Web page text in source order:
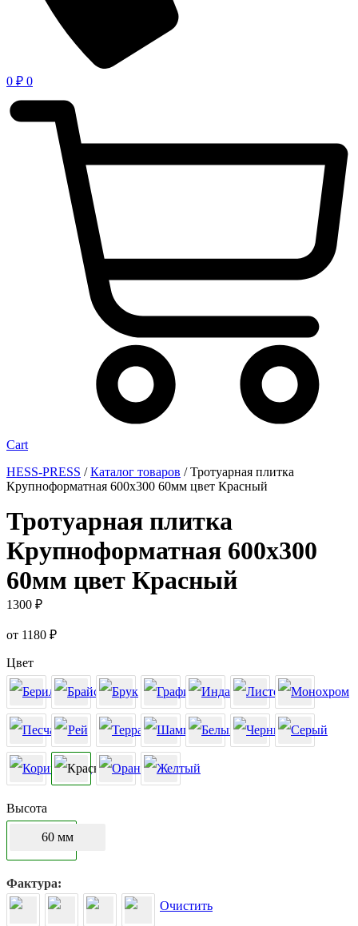
0 ₽ 0
Cart
HESS-PRESS /Каталог товаров /Тротуарная плитка
Крупноформатная 600х300 60мм цвет Красный
Тротуарная плитка
Крупноформатная 600х300
60мм цвет Красный
1300 ₽
от 1180 ₽
Цвет
Высота
60 мм
Фактура
Очистить